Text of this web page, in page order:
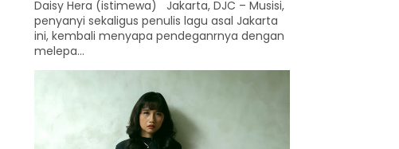
Daisy Hera (istimewa) Jakarta, DJC – Musisi,
penyanyi sekaligus penulis lagu asal Jakarta
ini, kembali menyapa pendeganrnya dengan
melepa...